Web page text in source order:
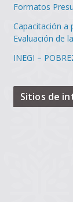
Formatos
Capacitación a
Evaluación de
INEGI –
Sitios de